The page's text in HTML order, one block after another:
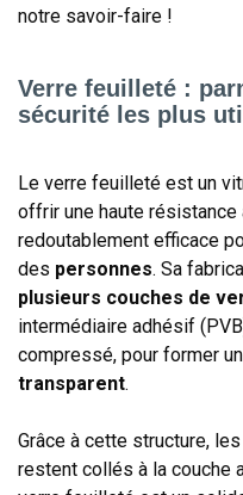
notre savoir-faire !
Verre feuilleté :
sécurité les plus
Le verre feuilleté est un
offrir une haute résistance
redoutablement efficace
des personnes. Sa
plusieurs couches de
intermédiaire adhésif
compressé, pour former
transparent.
Grâce à cette structure,
restent collés à la couche